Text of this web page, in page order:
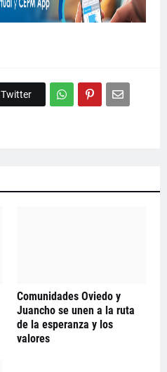
Twitter
Comunidades Oviedo y
Juancho se unen a la ruta
de la esperanza y los
valores